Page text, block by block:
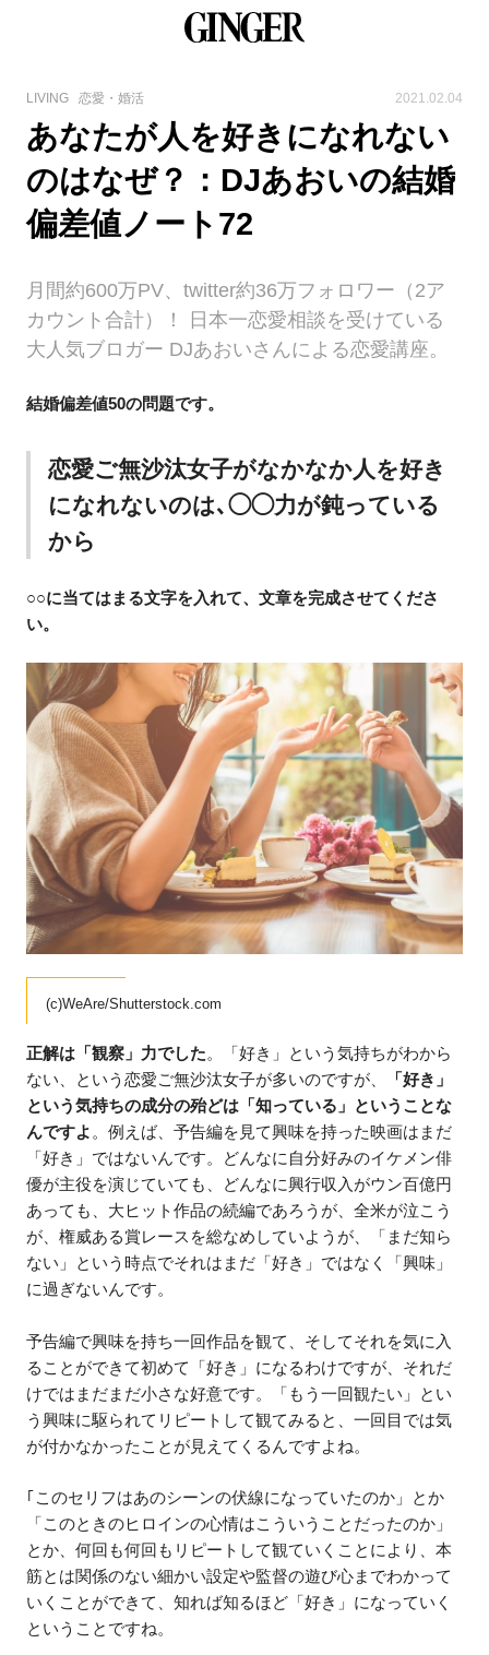
LIVING 恋愛・婚活 2021.02.04
あなたが人を好きになれない
のはなぜ？：DJあおいの結婚
偏差値ノート72
月間約600万PV、twitter約36万フォロワー（2ア
カウント合計）！ 日本一恋愛相談を受けている
大人気ブロガー DJあおいさんによる恋愛講座。
結婚偏差値50の問題です。
恋愛ご無沙汰女子がなかなか人を好き
になれないのは､◯◯力が鈍っている
から
○○に当てはまる文字を入れて、文章を完成させてくださ
い。
(c)WeAre/Shutterstock.com
正解は「観察」力でした。「好き」という気持ちがわから
ない、という恋愛ご無沙汰女子が多いのですが、
「好き」
という気持ちの成分の殆どは「知っている」ということな
んですよ 。例えば、予告編を見て興味を持った映画はまだ
「好き」ではないんです。どんなに自分好みのイケメン俳
優が主役を演じていても、どんなに興行収入がウン百億円
あっても、大ヒット作品の続編であろうが、全米が泣こう
が、権威ある賞レースを総なめしていようが、「まだ知ら
ない」という時点でそれはまだ「好き」ではなく「興味」
に過ぎないんです。
予告編で興味を持ち一回作品を観て、そしてそれを気に入
ることができて初めて「好き」になるわけですが、それだ
けではまだまだ小さな好意です。「もう一回観たい」とい
う興味に駆られてリピートして観てみると、一回目では気
が付かなかったことが見えてくるんですよね。
｢このセリフはあのシーンの伏線になっていたのか」とか
「このときのヒロインの心情はこういうことだったのか」
とか、何回も何回もリピートして観ていくことにより、本
筋とは関係のない細かい設定や監督の遊び心までわかって
いくことができて、知れば知るほど「好き」になっていく
ということですね。